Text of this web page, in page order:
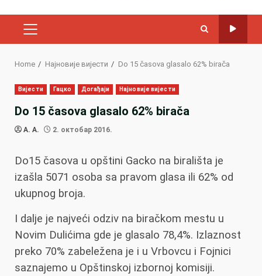
PRIMARY
Home Најновије вијести Do 15 časova glasalo 62% birača
Вијести Гацко Догађаји Најновије вијести
Do 15 časova glasalo 62% birača
A. A. 2. октобар 2016.
Do15 časova u opštini Gacko na birališta je
izašla 5071 osoba sa pravom glasa ili 62% od
ukupnog broja.
I dalje je najveći odziv na biračkom mestu u
Novim Dulićima gde je glasalo 78,4%. Izlaznost
preko 70% zabeležena je i u Vrbovcu i Fojnici
saznajemo u Opštinskoj izbornoj komisiji.